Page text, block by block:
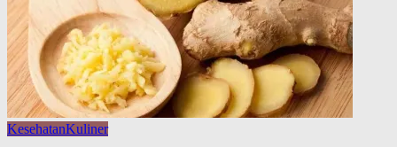
KesehatanKuliner